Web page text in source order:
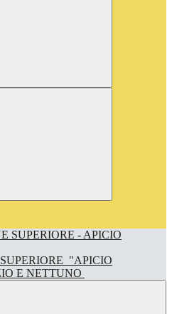
"APICIO
E NETTUNO